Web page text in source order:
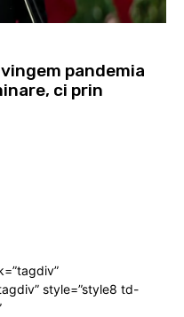
pandemia
ci prin
style=”style8 td-